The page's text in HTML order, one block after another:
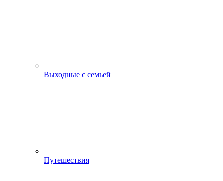
Выходные с семьей
Путешествия